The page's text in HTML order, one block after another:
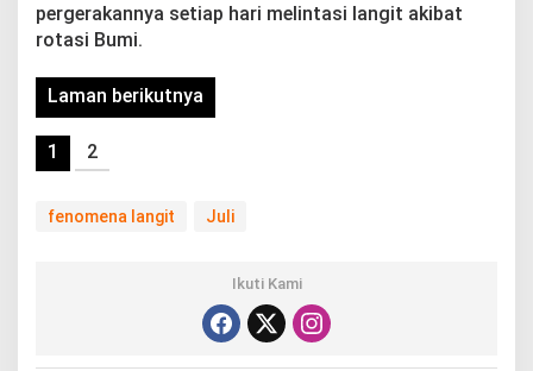
pergerakannya setiap hari melintasi langit akibat
rotasi Bumi.
Laman berikutnya
1 2
fenomena langit Juli
Ikuti Kami